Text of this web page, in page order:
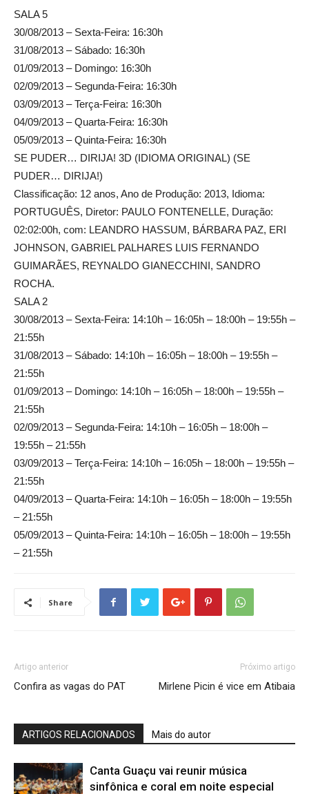
SALA 5
30/08/2013 – Sexta-Feira: 16:30h
31/08/2013 – Sábado: 16:30h
01/09/2013 – Domingo: 16:30h
02/09/2013 – Segunda-Feira: 16:30h
03/09/2013 – Terça-Feira: 16:30h
04/09/2013 – Quarta-Feira: 16:30h
05/09/2013 – Quinta-Feira: 16:30h
SE PUDER… DIRIJA! 3D (IDIOMA ORIGINAL) (SE
PUDER… DIRIJA!)
Classificação: 12 anos, Ano de Produção: 2013, Idioma:
PORTUGUÊS, Diretor: PAULO FONTENELLE, Duração:
02:02:00h, com: LEANDRO HASSUM, BÁRBARA PAZ, ERI
JOHNSON, GABRIEL PALHARES LUIS FERNANDO
GUIMARÃES, REYNALDO GIANECCHINI, SANDRO
ROCHA.
SALA 2
30/08/2013 – Sexta-Feira: 14:10h – 16:05h – 18:00h – 19:55h –
21:55h
31/08/2013 – Sábado: 14:10h – 16:05h – 18:00h – 19:55h –
21:55h
01/09/2013 – Domingo: 14:10h – 16:05h – 18:00h – 19:55h –
21:55h
02/09/2013 – Segunda-Feira: 14:10h – 16:05h – 18:00h –
19:55h – 21:55h
03/09/2013 – Terça-Feira: 14:10h – 16:05h – 18:00h – 19:55h –
21:55h
04/09/2013 – Quarta-Feira: 14:10h – 16:05h – 18:00h – 19:55h
– 21:55h
05/09/2013 – Quinta-Feira: 14:10h – 16:05h – 18:00h – 19:55h
– 21:55h
Share
Artigo anterior
Confira as vagas do PAT
Próximo artigo
Mirlene Picin é vice em Atibaia
ARTIGOS RELACIONADOS Mais do autor
Canta Guaçu vai reunir música
sinfônica e coral em noite especial